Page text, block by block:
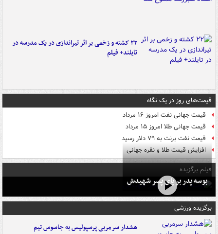
۲۲ کشته و زخمی بر اثر تیراندازی در یک مدرسه در
تایلند+ فیلم
قیمت‌های روز در یک نگاه
قیمت جهانی نفت امروز ۱۶ مرداد
قیمت جهانی طلا امروز ۱۵ مرداد
قیمت نفت برنت به ۷۹ دلار رسید
افزایش قیمت طلا و نقره جهانی
فیلم برگزیده
بوسه‌ پدر بر پای پسر شهیدش
برگزیده ورزشی
هشدار سرمربی پرسپولیس به جاسوس تیم